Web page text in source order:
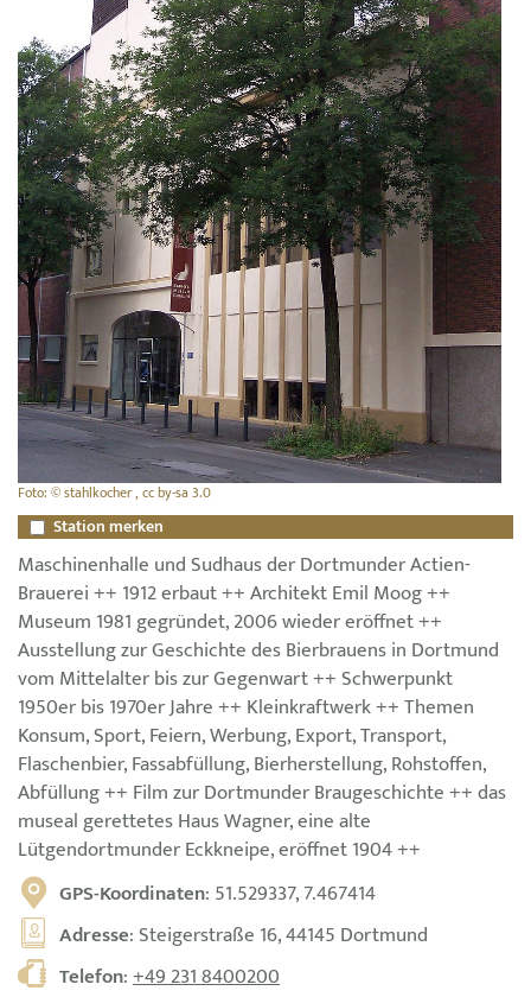
Foto: © stahlkocher , cc by-sa 3.0
Station merken
Maschinenhalle und Sudhaus der Dortmunder Actien-
Brauerei ++ 1912 erbaut ++ Architekt Emil Moog ++
Museum 1981 gegründet, 2006 wieder eröffnet ++
Ausstellung zur Geschichte des Bierbrauens in Dortmund
vom Mittelalter bis zur Gegenwart ++ Schwerpunkt
1950er bis 1970er Jahre ++ Kleinkraftwerk ++ Themen
Konsum, Sport, Feiern, Werbung, Export, Transport,
Flaschenbier, Fassabfüllung, Bierherstellung, Rohstoffen,
Abfüllung ++ Film zur Dortmunder Braugeschichte ++ das
museal gerettetes Haus Wagner, eine alte
Lütgendortmunder Eckkneipe, eröffnet 1904 ++
GPS-Koordinaten: 51.529337, 7.467414
Adresse: Steigerstraße 16, 44145 Dortmund
Telefon:+49 231 8400200